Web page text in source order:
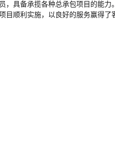
具备承揽各种总承包项目的能力
顺利实施，以良好的服务赢得